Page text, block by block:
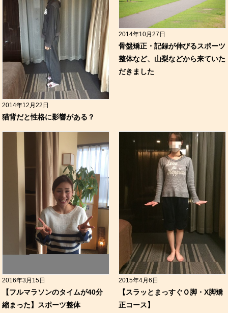
2014年10月27日
骨盤矯正・記録が伸びるスポーツ
整体など、山梨などから来ていた
だきました
2014年12月22日
猫背だと性格に影響がある？
2015年4月6日
【スラッとまっすぐＯ脚・X脚矯
正コース】
2016年3月15日
【フルマラソンのタイムが40分
縮まった】スポーツ整体